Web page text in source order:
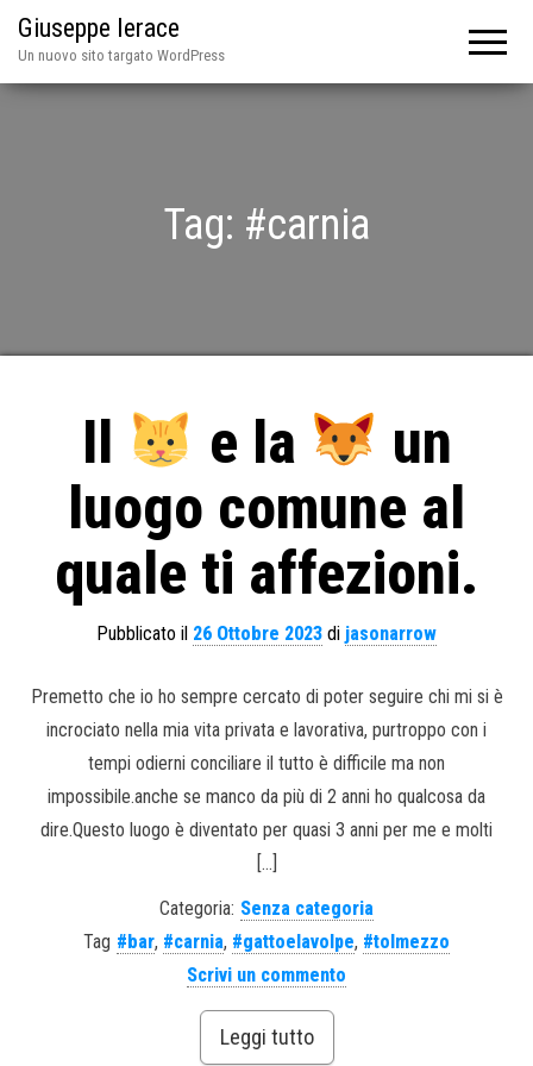
Giuseppe Ierace
Un nuovo sito targato WordPress
Tag: #carnia
Il e la
un
luogo comune al
quale ti affezioni.
Pubblicato il 26 Ottobre 2023 di jasonarrow
Premetto che io ho sempre cercato di poter seguire chi mi si è
incrociato nella mia vita privata e lavorativa, purtroppo con i
tempi odierni conciliare il tutto è difficile ma non
impossibile.anche se manco da più di 2 anni ho qualcosa da
dire.Questo luogo è diventato per quasi 3 anni per me e molti
[…]
Categoria: Senza categoria
Tag #bar, #carnia, #gattoelavolpe, #tolmezzo
Scrivi un commento
Leggi tutto